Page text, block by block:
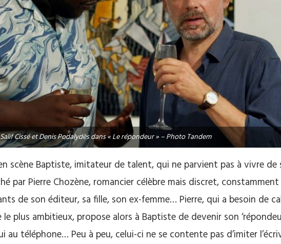
Salif Cissé et Denis Podalydès dans « Le répondeur » – Photo Tandem
scène Baptiste, imitateur de talent, qui ne parvient pas à vivre de
par Pierre Chozène, romancier célèbre mais discret,
de son éditeur, sa fille, son ex-femme… Pierre, qui a besoin de
plus ambitieux, propose alors à Baptiste de devenir son
au téléphone… Peu à peu, celui-ci ne se contente pas d’imiter